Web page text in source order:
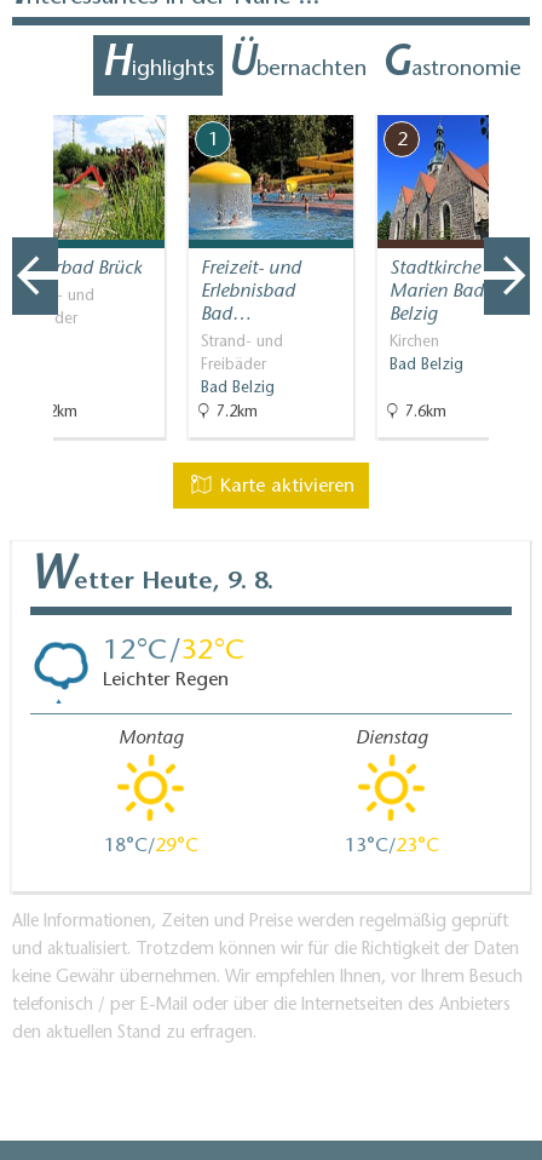
Highlights Übernachten Gastronomie
Naturbad Brück
Strand- und
Freibäder
12.2km
1
Freizeit- und
Erlebnisbad
Bad…
Strand- und
Freibäder
Bad Belzig
7.2km
2
Stadtkirche St.
Marien Bad
Belzig
Kirchen
Bad Belzig
7.6km
Karte aktivieren
Wetter Heute, 9. 8.
12 32
Leichter Regen
Montag
18 29
Dienstag
13 23
Alle Informationen, Zeiten und Preise werden regelmäßig geprüft
und aktualisiert. Trotzdem können wir für die Richtigkeit der Daten
keine Gewähr übernehmen. Wir empfehlen Ihnen, vor Ihrem Besuch
telefonisch / per E-Mail oder über die Internetseiten des Anbieters
den aktuellen Stand zu erfragen.